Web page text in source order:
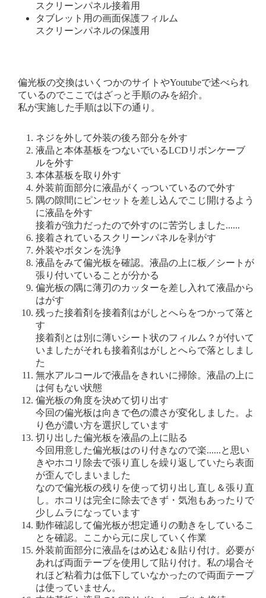
スクリーンパネル接着用
タブレット用の画面保護フィルム
スクリーンパネルの保護用
偏光板の交換はいくつかのサイトやYoutubeで述べられ
ているのでここではざっと手順のみを紹介。
私が実施した手順は以下の通り。
ネジを外して外装の後ろ部分を外す
液晶と本体基板をつないでいるLCDリボンケーブ
ルを外す
本体基板を取り外す
外装前面部分に液晶がくっついているので外す
隅の隙間にピンセットを差し込んでこじ開けるよう
に液晶を外す
接着が強力だったので外すのに苦労しました......
接着されているスクリーンパネルを剥がす
外装やボタンを洗浄
液晶をみて偏光板を確認。液晶の上に板／シートが
張り付いていることが分かる
偏光板の隅に薄刃のカッターを差し入れて液晶から
はがす
残った接着剤を接着剤はがしとへらをつかって落と
す
接着剤とは別に薄いシート状のフィルム？が付いて
いましたがそれも接着剤はがしとへらで落としまし
た
無水アルコールで液晶をきれいに掃除。液晶の上に
は何もない状態
偏光板の角度を決めて切り出す
今回の偏光板は向きで色の濃さが変化しました。よ
り色が濃い方を選択しています
切り出した偏光板を液晶の上に貼る
今回用意した偏光板はのり付きなので楽......と思い
きやホコリ除去で張り直しを繰り返していたら表面
が歪んでしまいました
なので偏光板の残りを使って切り出し直し＆張り直
し。ホコリは完全に除去できず・気泡もあったりで
少しムラになっています
動作確認して偏光板が想定通りの動きをしているこ
とを確認。ここから元に戻していく作業
外装前面部分に液晶をはめ込む＆貼り付け。必要が
あれば両面テープを使用して貼り付け。私の場合そ
れほど粘着力は低下していなかったので両面テープ
は使っていません。